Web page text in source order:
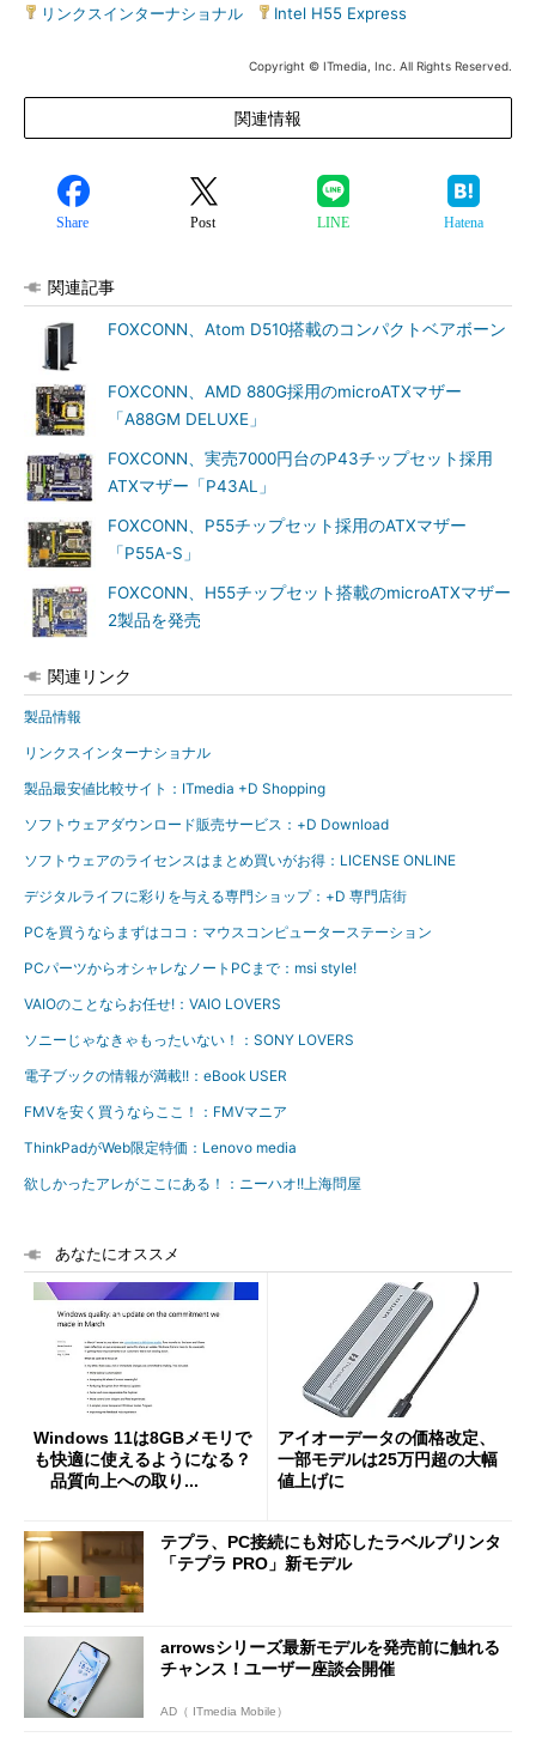
リンクスインターナショナル
Intel H55 Express
Copyright © ITmedia, Inc. All Rights Reserved.
関連情報
Share Post LINE Hatena
関連記事
FOXCONN、Atom D510搭載のコンパクトベアボーン
FOXCONN、AMD 880G採用のmicroATXマザー
「A88GM DELUXE」
FOXCONN、実売7000円台のP43チップセット採用
ATXマザー「P43AL」
FOXCONN、P55チップセット採用のATXマザー
「P55A-S」
FOXCONN、H55チップセット搭載のmicroATXマザー
2製品を発売
関連リンク
製品情報
リンクスインターナショナル
製品最安値比較サイト：ITmedia +D Shopping
ソフトウェアダウンロード販売サービス：+D Download
ソフトウェアのライセンスはまとめ買いがお得：LICENSE ONLINE
デジタルライフに彩りを与える専門ショップ：+D 専門店街
PCを買うならまずはココ：マウスコンピューターステーション
PCパーツからオシャレなノートPCまで：msi style!
VAIOのことならお任せ!：VAIO LOVERS
ソニーじゃなきゃもったいない！：SONY LOVERS
電子ブックの情報が満載!!：eBook USER
FMVを安く買うならここ！：FMVマニア
ThinkPadがWeb限定特価：Lenovo media
欲しかったアレがここにある！：ニーハオ!!上海問屋
あなたにオススメ
Windows 11は8GBメモリで
も快適に使えるようになる？
品質向上への取り...
アイオーデータの価格改定、
一部モデルは25万円超の大幅
値上げに
テプラ、PC接続にも対応したラベルプリンタ
「テプラ PRO」新モデル
arrowsシリーズ最新モデルを発売前に触れる
チャンス！ユーザー座談会開催
AD（ ITmedia Mobile）